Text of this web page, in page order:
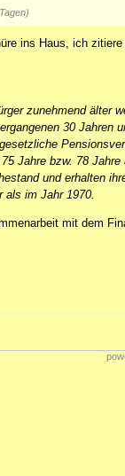
ins Haus, ich
zunehmend älter
30
Jahre bzw. 78
und erhalten
als im Jahr 1970.
mit dem